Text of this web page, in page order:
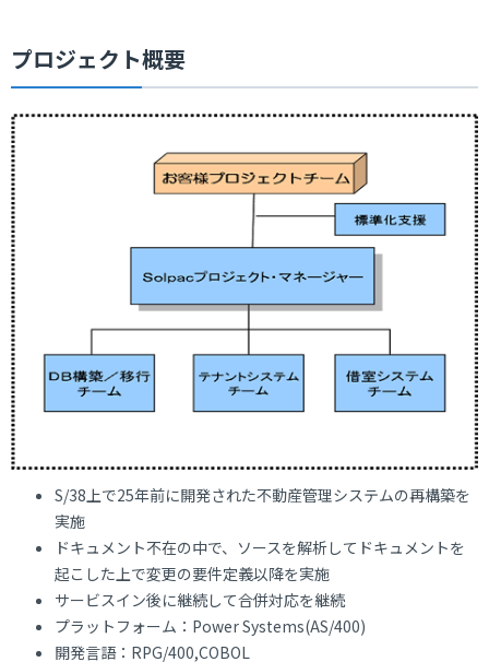
プロジェクト概要
S/38上で25年前に開発された不動産管理システムの再構築を
実施
ドキュメント不在の中で、ソースを解析してドキュメントを
起こした上で変更の要件定義以降を実施
サービスイン後に継続して合併対応を継続
プラットフォーム：Power Systems(AS/400)
開発言語：RPG/400,COBOL